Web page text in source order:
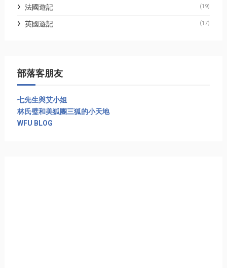
法國遊記 (19)
英國遊記 (17)
部落客朋友
七先生與艾小姐
林氏璧和美狐團三狐的小天地
WFU BLOG